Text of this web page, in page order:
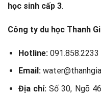
học sinh cấp 3.
Công ty du học Thanh
Hotline:091.858.2233
Email:
Địa chỉ: Số 30, Ngõ